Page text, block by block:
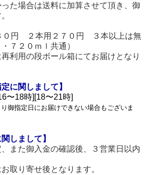
た場合は送料に加算させて頂き、御
０円 ２本用２７０円 ３本以上は無
７２０ｍｌ共通）
利用の段ボール箱にてお届けとなり
に関しまして】
〜18時][18〜21時]
御指定日にお届けできない場合もございま
しまして】
また御入金の確認後、３営業日以内
取り寄せ後となります。